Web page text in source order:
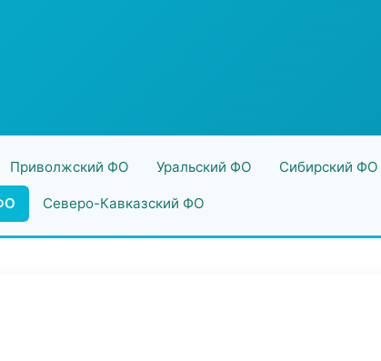
Приволжский ФО Уральский ФО Сибирский ФО
Северо-Кавказский ФО